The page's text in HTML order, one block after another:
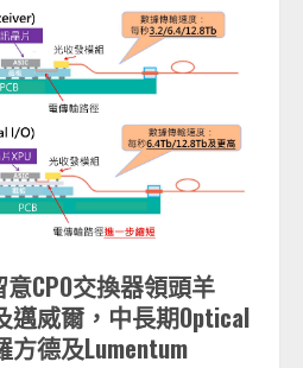
意CPO交換器領頭羊
烕爾，中長期Optical
方德及Lumentum